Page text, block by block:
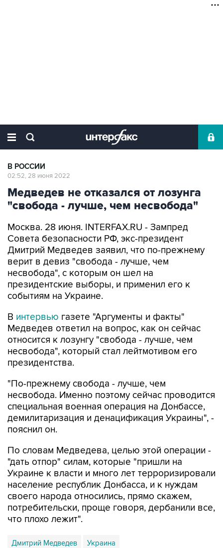
В РОССИИ
02:52, 28 июня 2022
Медведев не отказался от лозунга
"свобода - лучше, чем несвобода"
Москва. 28 июня. INTERFAX.RU - Зампред
Совета безопасности РФ, экс-президент
Дмитрий Медведев заявил, что по-прежнему
верит в девиз "свобода - лучше, чем
несвобода", с которым он шел на
президентские выборы, и применил его к
событиям на Украине.
В интервью газете "Аргументы и факты"
Медведев ответил на вопрос, как он сейчас
относится к лозунгу "свобода - лучше, чем
несвобода", который стал лейтмотивом его
президентства.
"По-прежнему свобода - лучше, чем
несвобода. Именно поэтому сейчас проводится
специальная военная операция на Донбассе,
демилитаризация и денацификация Украины", -
пояснил он.
По словам Медведева, целью этой операции -
"дать отпор" силам, которые "пришли на
Украине к власти и много лет терроризировали
население республик Донбасса, и к нуждам
своего народа относились, прямо скажем,
потребительски, проще говоря, дербанили все,
что плохо лежит".
Дмитрий Медведев Украина